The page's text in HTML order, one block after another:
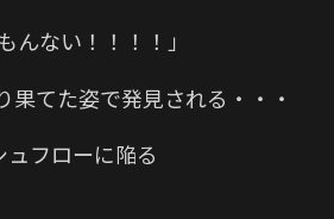
ない！！！！」
てた姿で発見される・・・
フローに陥る